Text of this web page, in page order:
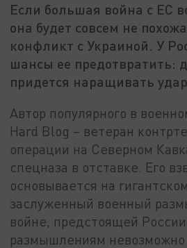
Если большая война с ЕС
она будет совсем не
конфликт с Украиной. У
шансы ее предотвратить:
придется наращивать
Автор популярного в
Hard Blog – ветеран
операции на Северном
спецназа в отставке. Его
основывается на
заслуженный военный
войне, предстоящей
размышлениям невозможно